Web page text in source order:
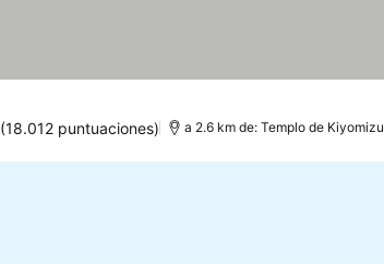
(18.012 puntuaciones) a 2.6 km de: Templo de Kiyomizu